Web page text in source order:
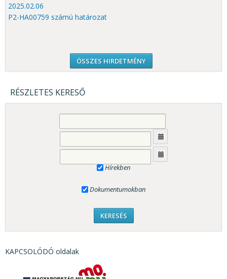
2025.02.06
P2-HA00759 számú határozat
ÖSSZES HIRDETMÉNY
RÉSZLETES KERESŐ
Hírekben
Dokumentumokban
KAPCSOLÓDÓ oldalak